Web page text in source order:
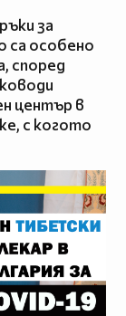
за
са особено
според
център в
с когото